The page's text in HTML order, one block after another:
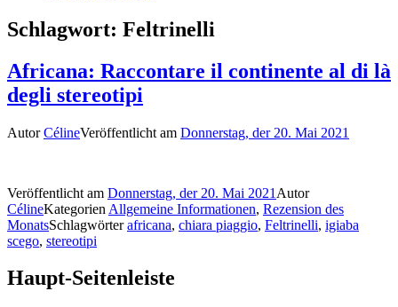
Schlagwort: Feltrinelli
Africana: Raccontare il continente al di là
degli stereotipi
AutorCélineVeröffentlicht am Donnerstag, der 20. Mai 2021
Veröffentlicht am Donnerstag, der 20. Mai 2021 Autor
CélineKategorien Allgemeine Informationen, Rezension des
MonatsSchlagwörterafricana, chiara piaggio, Feltrinelli, igiaba
scego, stereotipi
Haupt-Seitenleiste